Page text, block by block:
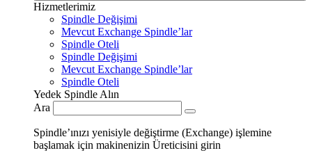
Hizmetlerimiz
Spindle Değişimi
Mevcut Exchange Spindle’lar
Spindle Oteli
Spindle Değişimi
Mevcut Exchange Spindle’lar
Spindle Oteli
Yedek Spindle Alın
Ara
Spindle’ınızı yenisiyle değiştirme (Exchange) işlemine
başlamak için makinenizin Üreticisini girin